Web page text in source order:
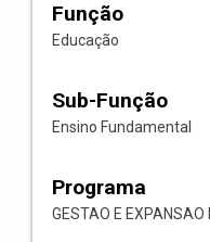
Função
Educação
Sub-Função
Ensino Fundamental
Programa
GESTAO E EXPANSAO